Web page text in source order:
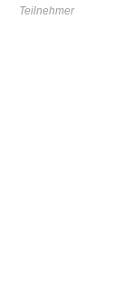
Teilnehmer